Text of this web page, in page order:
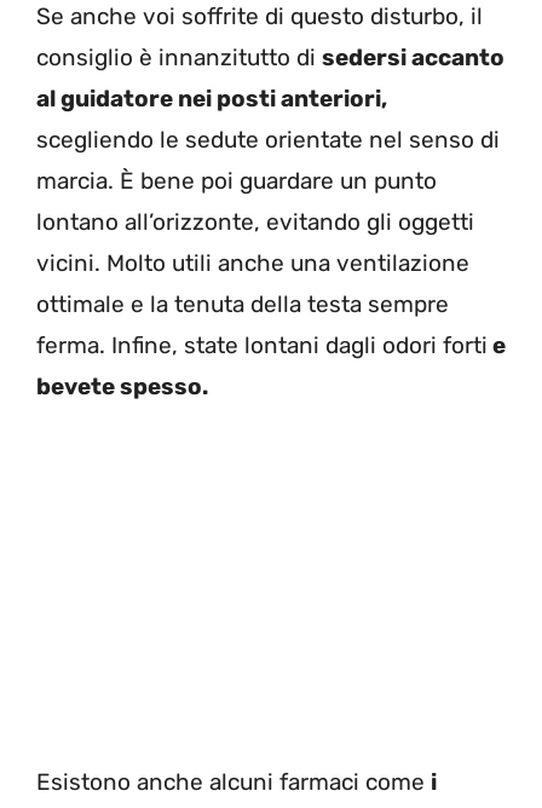
Se anche voi soffrite di questo disturbo, il
consiglio è innanzitutto di sedersi accanto
al guidatore nei posti anteriori,
scegliendo le sedute orientate nel senso di
marcia. È bene poi guardare un punto
lontano all’orizzonte, evitando gli oggetti
vicini. Molto utili anche una ventilazione
ottimale e la tenuta della testa sempre
ferma. Infine, state lontani dagli odori forti e
bevete spesso.
Esistono anche alcuni farmaci come i